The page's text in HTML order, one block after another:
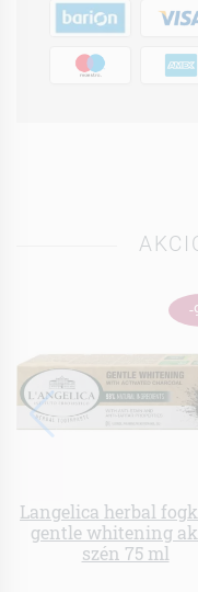
-
Langelica herbal
gentle whitening
szén 75 ml